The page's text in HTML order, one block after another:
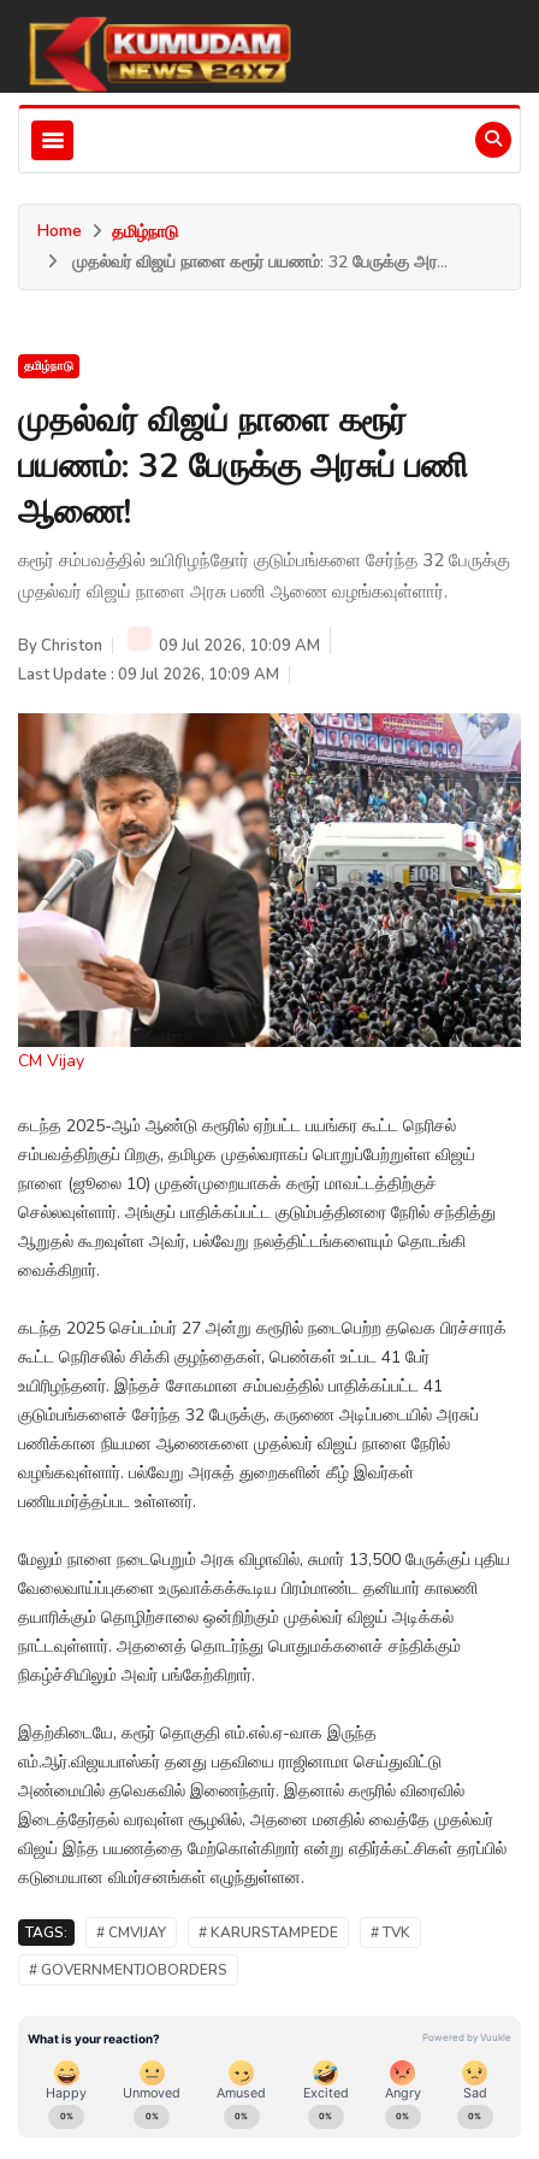
Home
தமிழ்நாடு
முதல்வர் விஜய் நாளை கரூர் பயணம்: 32 பேருக்கு அர...
தமிழ்நாடு
முதல்வர் விஜய் நாளை கரூர்
பயணம்: 32 பேருக்கு அரசுப் பணி
ஆணை!
கரூர் சம்பவத்தில் உயிரிழந்தோர் குடும்பங்களை சேர்ந்த 32 பேருக்கு
முதல்வர் விஜய் நாளை அரசு பணி ஆணை வழங்கவுள்ளார்.
ByChriston
09 Jul 2026, 10:09 AM
Last Update : 09 Jul 2026, 10:09 AM
CM Vijay
கடந்த 2025-ஆம் ஆண்டு கரூரில் ஏற்பட்ட பயங்கர கூட்ட நெரிசல்
சம்பவத்திற்குப் பிறகு, தமிழக முதல்வராகப் பொறுப்பேற்றுள்ள விஜய்
நாளை (ஜூலை 10) முதன்முறையாகக் கரூர் மாவட்டத்திற்குச்
செல்லவுள்ளார். அங்குப் பாதிக்கப்பட்ட குடும்பத்தினரை நேரில் சந்தித்து
ஆறுதல் கூறவுள்ள அவர், பல்வேறு நலத்திட்டங்களையும் தொடங்கி
வைக்கிறார்.
கடந்த 2025 செப்டம்பர் 27 அன்று கரூரில் நடைபெற்ற தவெக பிரச்சாரக்
கூட்ட நெரிசலில் சிக்கி குழந்தைகள், பெண்கள் உட்பட 41 பேர்
உயிரிழந்தனர். இந்தச் சோகமான சம்பவத்தில் பாதிக்கப்பட்ட 41
குடும்பங்களைச் சேர்ந்த 32 பேருக்கு, கருணை அடிப்படையில் அரசுப்
பணிக்கான நியமன ஆணைகளை முதல்வர் விஜய் நாளை நேரில்
வழங்கவுள்ளார். பல்வேறு அரசுத் துறைகளின் கீழ் இவர்கள்
பணியமர்த்தப்பட உள்ளனர்.
மேலும் நாளை நடைபெறும் அரசு விழாவில், சுமார் 13,500 பேருக்குப் புதிய
வேலைவாய்ப்புகளை உருவாக்கக்கூடிய பிரம்மாண்ட தனியார் காலணி
தயாரிக்கும் தொழிற்சாலை ஒன்றிற்கும் முதல்வர் விஜய் அடிக்கல்
நாட்டவுள்ளார். அதனைத் தொடர்ந்து பொதுமக்களைச் சந்திக்கும்
நிகழ்ச்சியிலும் அவர் பங்கேற்கிறார்.
இதற்கிடையே, கரூர் தொகுதி எம்.எல்.ஏ-வாக இருந்த
எம்.ஆர்.விஜயபாஸ்கர் தனது பதவியை ராஜினாமா செய்துவிட்டு
அண்மையில் தவெகவில் இணைந்தார். இதனால் கரூரில் விரைவில்
இடைத்தேர்தல் வரவுள்ள சூழலில், அதனை மனதில் வைத்தே முதல்வர்
விஜய் இந்த பயணத்தை மேற்கொள்கிறார் என்று எதிர்க்கட்சிகள் தரப்பில்
கடுமையான விமர்சனங்கள் எழுந்துள்ளன.
TAGS: # CMVIJAY # KARURSTAMPEDE
# TVK
# GOVERNMENTJOBORDERS